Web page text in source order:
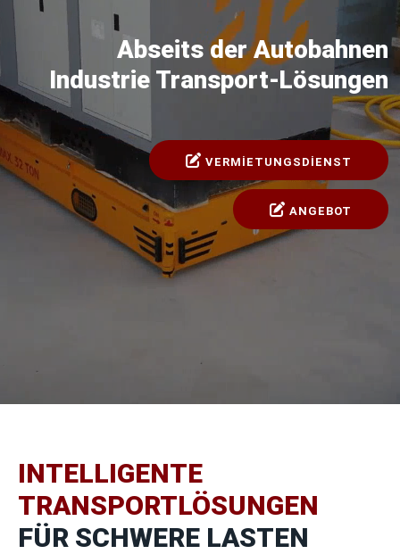
Abseits der Autobahnen
Industrie Transport-Lösungen
VERMİETUNGSDİENST
ANGEBOT
INTELLIGENTE
TRANSPORTLÖSUNGEN
FÜR SCHWERE LASTEN